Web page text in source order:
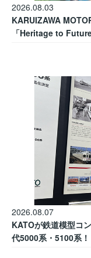
2026.08.03
KARUIZAWA
「Heritage to Future
2026.08.07
KATOが鉄道模型コ
代5000系・5100系！